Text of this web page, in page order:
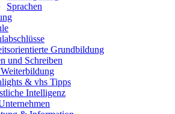
Sprachen
Grundbildung
und Schreiben
& vhs Tipps
Intelligenz